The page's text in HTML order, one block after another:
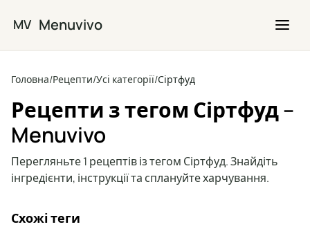
MV Menuvivo
Головна/Рецепти/Усі категорії/Сіртфуд
Рецепти з тегом Сіртфуд –
Menuvivo
Перегляньте 1 рецептів із тегом Сіртфуд. Знайдіть
інгредієнти, інструкції та сплануйте харчування.
Схожі теги